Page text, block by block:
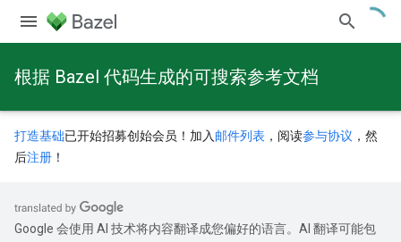
根据 Bazel 代码生成的可搜索参考文档
打造基础已开始招募创始会员！加入 邮件列表 ，阅读参与协议 ，然
后注册 ！
Google 会使用 AI 技术将内容翻译成您偏好的语言。AI 翻译可能包